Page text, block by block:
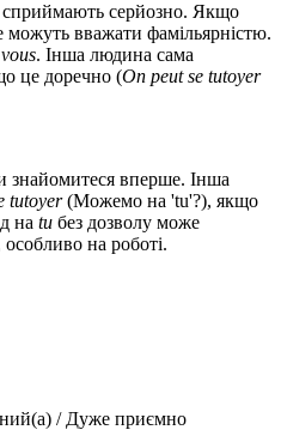
сприймають серйозно. Якщо
можуть вважати фамільярністю.
vous. Інша людина сама
це доречно (On peut se tutoyer
знайомитеся вперше. Інша
tutoyer(Можемо на 'tu'?), якщо
на tu без дозволу може
на роботі.
/ Дуже приємно